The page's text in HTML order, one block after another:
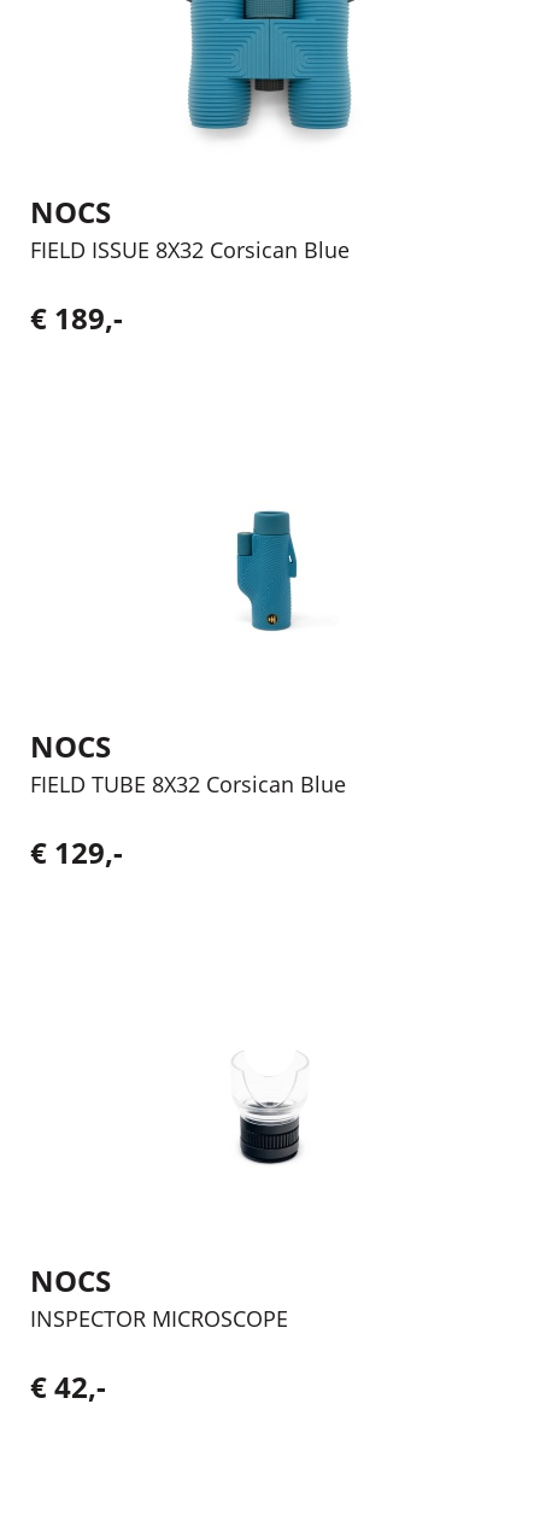
NOCS
FIELD ISSUE 8X32 Corsican Blue
€ 189,-
NOCS
FIELD TUBE 8X32 Corsican Blue
€ 129,-
NOCS
INSPECTOR MICROSCOPE
€ 42,-